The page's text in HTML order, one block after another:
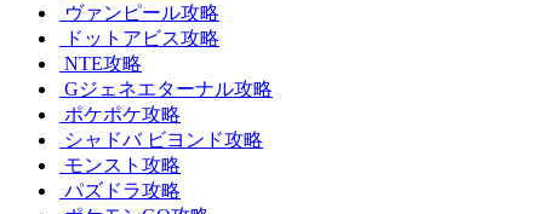
ヴァンピール攻略
ドットアビス攻略
NTE攻略
Gジェネエターナル攻略
ポケポケ攻略
シャドバ ビヨンド攻略
モンスト攻略
パズドラ攻略